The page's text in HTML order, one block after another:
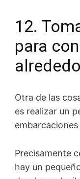
12.
para
Otra de las
es realizar un
Precisamente
hay un